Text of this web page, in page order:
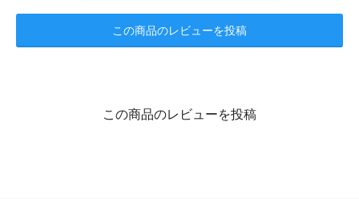
この商品のレビューを投稿
この商品のレビューを投稿